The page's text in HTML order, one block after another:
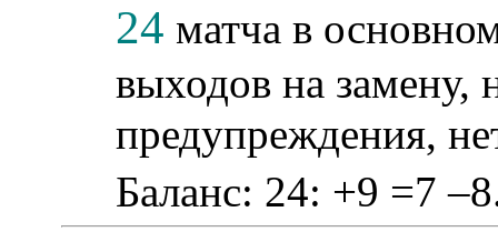
24 матча в
выходов на замену,
предупреждения,
Баланс: 24: +9 =7